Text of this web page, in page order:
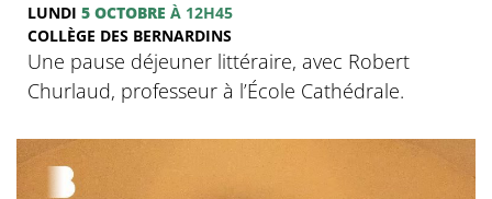
LUNDI 5 OCTOBRE À 12H45
COLLÈGE DES BERNARDINS
Une pause déjeuner littéraire, avec Robert
Churlaud, professeur à l’École Cathédrale.